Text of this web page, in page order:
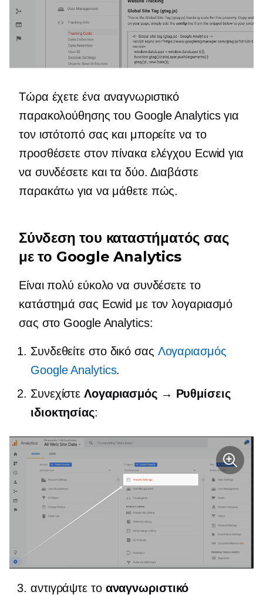
Τώρα έχετε ένα αναγνωριστικό
παρακολούθησης του Google Analytics για
τον ιστότοπό σας και μπορείτε να το
προσθέσετε στον πίνακα ελέγχου Ecwid για
να συνδέσετε και τα δύο. Διαβάστε
παρακάτω για να μάθετε πώς.
Σύνδεση του καταστήματός σας
με το Google Analytics
Είναι πολύ εύκολο να συνδέσετε το
κατάστημά σας Ecwid με τον λογαριασμό
σας στο Google Analytics:
Συνδεθείτε στο δικό σας Λογαριασμός
Google Analytics.
Συνεχίστε Λογαριασμός → Ρυθμίσεις
ιδιοκτησίας:
αντιγράψτε το αναγνωριστικό